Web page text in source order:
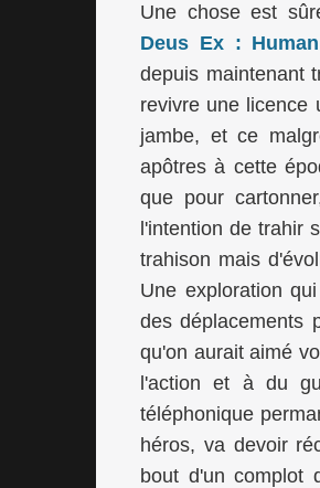
Une chose est
Deus Ex :
depuis maintenant
revivre une licence
jambe, et ce
apôtres à cette
que pour
l'intention de trahir
trahison mais
Une exploration
des déplacements
qu'on aurait aimé
l'action et à du
téléphonique
héros, va devoir
bout d'un complot